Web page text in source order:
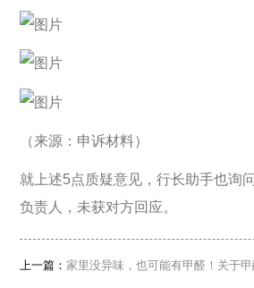
（来源：申诉材料）
就上述5点质疑意见，行长助手也询
负责人，未获对方回应。
上一篇：家里没异味，也可能有甲醛！关于